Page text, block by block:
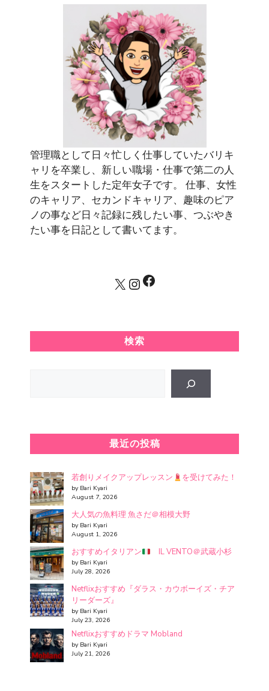
管理職として日々忙しく仕事していたバリキ
ャリを卒業し、新しい職場・仕事で第二の人
生をスタートした定年女子です。 仕事、女性
のキャリア、セカンドキャリア、趣味のピア
ノの事など日々記録に残したい事、つぶやき
たい事を日記として書いてます。
X Instagram
Facebook
検索
最近の投稿
若創りメイクアップレッスン を受けてみた！
by Bari Kyari
August 7, 2026
大人気の魚料理 魚さだ＠相模大野
by Bari Kyari
August 1, 2026
おすすめイタリアン IL VENTO＠武蔵小杉
by Bari Kyari
July 28, 2026
Netflixおすすめ『ダラス・カウボーイズ・チア
リーダーズ』
by Bari Kyari
July 23, 2026
Netflixおすすめドラマ Mobland
by Bari Kyari
July 21, 2026